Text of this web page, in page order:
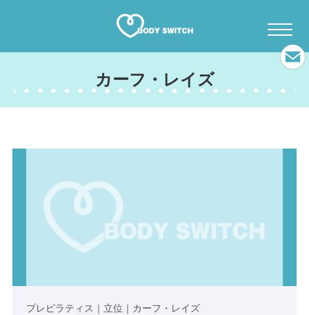
カーフ・レイズ
プレピラティス｜立位｜カーフ・レイズ